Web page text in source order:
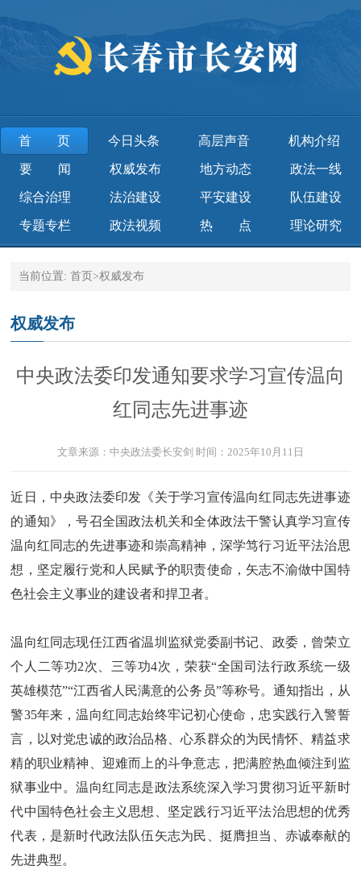
首页 今日头条 高层声音 机构介绍
要 闻 权威发布 地方动态 政法一线
综合治理 法治建设 平安建设 队伍建设
专题专栏 政法视频 热 点 理论研究
当前位置:首页>权威发布
权威发布
中央政法委印发通知要求学习宣传温向
红同志先进事迹
文章来源： 中央政法委长安剑 时间： 2025年10月11日
近日，中央政法委印发《关于学习宣传温向红同志先进事迹
的通知》，号召全国政法机关和全体政法干警认真学习宣传
温向红同志的先进事迹和崇高精神，深学笃行习近平法治思
想，坚定履行党和人民赋予的职责使命，矢志不渝做中国特
色社会主义事业的建设者和捍卫者。
温向红同志现任江西省温圳监狱党委副书记、政委，曾荣立
个人二等功2次、三等功4次，荣获“全国司法行政系统一级
英雄模范”“江西省人民满意的公务员”等称号。通知指出，从
警35年来，温向红同志始终牢记初心使命，忠实践行入警誓
言，以对党忠诚的政治品格、心系群众的为民情怀、精益求
精的职业精神、迎难而上的斗争意志，把满腔热血倾注到监
狱事业中。温向红同志是政法系统深入学习贯彻习近平新时
代中国特色社会主义思想、坚定践行习近平法治思想的优秀
代表，是新时代政法队伍矢志为民、挺膺担当、赤诚奉献的
先进典型。